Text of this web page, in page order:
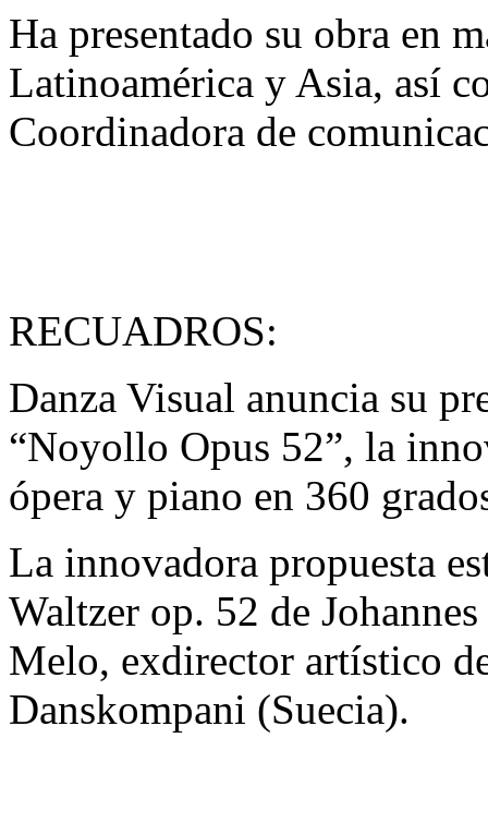
Ha presentado su obra en
Latinoamérica y Asia, así
Coordinadora de
RECUADROS:
Danza Visual anuncia su
“Noyollo Opus 52”, la
ópera y piano en 360
La innovadora propuesta
Waltzer op. 52 de
Melo, exdirector artístico
Danskompani (Suecia).